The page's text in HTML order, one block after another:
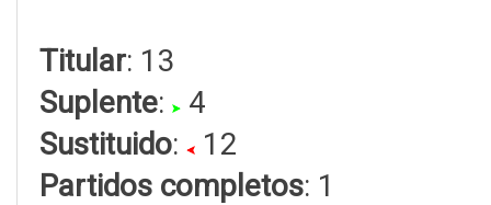
Titular: 13
Suplente:
4
Sustituido:
12
Partidos completos: 1